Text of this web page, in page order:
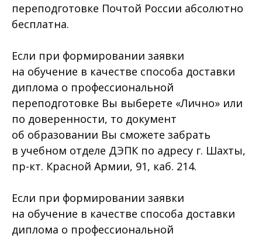
переподготовке Почтой России абсолютно
бесплатна.
Если при формировании заявки
на обучение в качестве способа доставки
диплома о профессиональной
переподготовке Вы выберете «Лично» или
по доверенности, то документ
об образовании Вы сможете забрать
в учебном отделе ДЭПК по адресу г. Шахты,
пр-кт. Красной Армии, 91, каб. 214.
Если при формировании заявки
на обучение в качестве способа доставки
диплома о профессиональной